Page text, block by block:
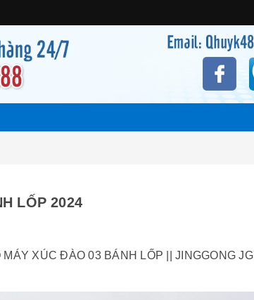
LỐP 2024
XÚC ĐÀO 03 BÁNH LỐP || JINGGONG